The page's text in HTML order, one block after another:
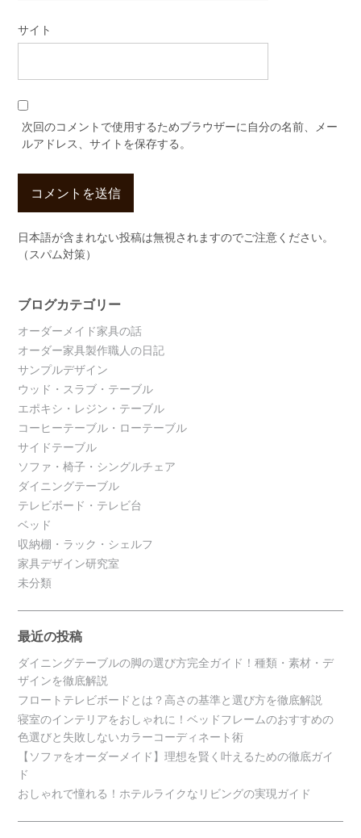
サイト
次回のコメントで使用するためブラウザーに自分の名前、メー
ルアドレス、サイトを保存する。
日本語が含まれない投稿は無視されますのでご注意ください。
（スパム対策）
ブログカテゴリー
オーダーメイド家具の話
オーダー家具製作職人の日記
サンプルデザイン
ウッド・スラブ・テーブル
エポキシ・レジン・テーブル
コーヒーテーブル・ローテーブル
サイドテーブル
ソファ・椅子・シングルチェア
ダイニングテーブル
テレビボード・テレビ台
ベッド
収納棚・ラック・シェルフ
家具デザイン研究室
未分類
最近の投稿
ダイニングテーブルの脚の選び方完全ガイド！種類・素材・デ
ザインを徹底解説
フロートテレビボードとは？高さの基準と選び方を徹底解説
寝室のインテリアをおしゃれに！ベッドフレームのおすすめの
色選びと失敗しないカラーコーディネート術
【ソファをオーダーメイド】理想を賢く叶えるための徹底ガイ
ド
おしゃれで憧れる！ホテルライクなリビングの実現ガイド